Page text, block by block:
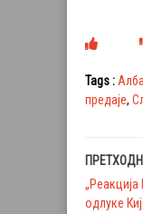
Tags :
предаје,
„Реакција
одлуке